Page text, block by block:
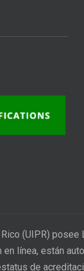
(UIPR)
línea, están
de